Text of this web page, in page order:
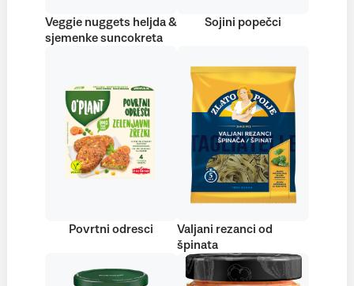
Veggie nuggets heljda &
sjemenke suncokreta
Sojini popečci
Povrtni odresci
Valjani rezanci od
špinata